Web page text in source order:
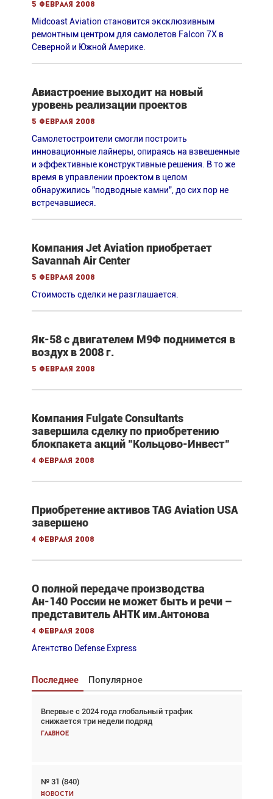
5 февраля 2008
Midcoast Aviation становится эксклюзивным
ремонтным центром для самолетов Falcon 7X в
Северной и Южной Америке.
Авиастроение выходит на новый
уровень реализации проектов
5 февраля 2008
Самолетостроители смогли построить
инновационные лайнеры, опираясь на взвешенные
и эффективные конструктивные решения. В то же
время в управлении проектом в целом
обнаружились "подводные камни", до сих пор не
встречавшиеся.
Компания Jet Aviation приобретает
Savannah Air Center
5 февраля 2008
Стоимость сделки не разглашается.
Як-58 с двигателем М9Ф поднимется в
воздух в 2008 г.
5 февраля 2008
Компания Fulgate Consultants
завершила сделку по приобретению
блокпакета акций "Кольцово-Инвест"
4 февраля 2008
Приобретение активов TAG Aviation USA
завершено
4 февраля 2008
О полной передаче производства
Ан-140 России не может быть и речи –
представитель АНТК им.Антонова
4 февраля 2008
Агентство Defense Express
Последнее Популярное
Впервые с 2024 года глобальный трафик
снижается три недели подряд
Главное
№ 31 (840)
Новости
Взгляд с высоты: тандем вертолётов и БПЛА в
спасательных операциях
Главное
Авиационный фотограф Дэйв Кох: «Фотография
говорит сама за себя... а ИИ всё портит»